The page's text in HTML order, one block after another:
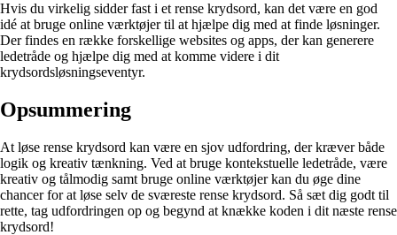
Hvis du virkelig sidder fast i et rense krydsord, kan det være en god
idé at bruge online værktøjer til at hjælpe dig med at finde løsninger.
Der findes en række forskellige websites og apps, der kan generere
ledetråde og hjælpe dig med at komme videre i dit
krydsordsløsningseventyr.
Opsummering
At løse rense krydsord kan være en sjov udfordring, der kræver både
logik og kreativ tænkning. Ved at bruge kontekstuelle ledetråde, være
kreativ og tålmodig samt bruge online værktøjer kan du øge dine
chancer for at løse selv de sværeste rense krydsord. Så sæt dig godt til
rette, tag udfordringen op og begynd at knække koden i dit næste rense
krydsord!